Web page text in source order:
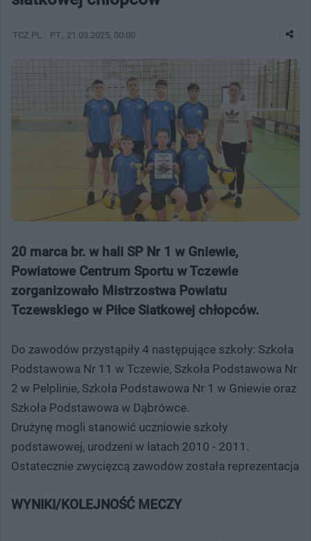
TCZ.PL PT. , 21.03.2025, 00:00
20 marca br. w hali SP Nr 1 w Gniewie,
Powiatowe Centrum Sportu w Tczewie
zorganizowało Mistrzostwa Powiatu
Tczewskiego w Piłce Siatkowej chłopców.
Do zawodów przystąpiły 4 następujące szkoły: Szkoła
Podstawowa Nr 11 w Tczewie, Szkoła Podstawowa Nr
2 w Pelplinie, Szkoła Podstawowa Nr 1 w Gniewie oraz
Szkoła Podstawowa w Dąbrówce.
Drużynę mogli stanowić uczniowie szkoły
podstawowej, urodzeni w latach 2010 - 2011.
Ostatecznie zwycięzcą zawodów została reprezentacja
WYNIKI/KOLEJNOŚĆ MECZY